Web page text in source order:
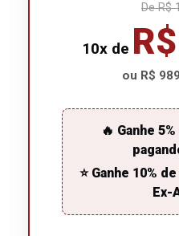
De R$
10x de
ou R$
🔥 Ganhe
⭐ Ganhe 10%
Ex-